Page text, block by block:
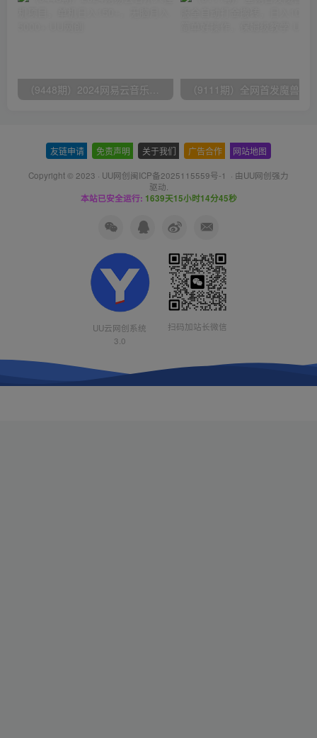
友链申请 免责声明 关于我们 广告合作 网站地图
Copyright © 2023 · UU网创闽ICP备2025115559号-1 · 由UU网创强力
驱动.
本站已安全运行: 1639天15小时14分46秒
UU云网创系统
3.0
扫码加站长微信